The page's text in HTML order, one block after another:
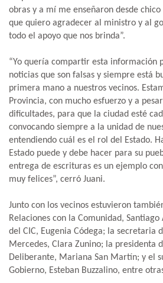
obras y a mí me enseñaron desde
que quiero agradecer al ministro y al
todo el apoyo que nos brinda”.
“Yo quería compartir esta información
noticias que son falsas y siempre está
primera mano a nuestros vecinos.
Provincia, con mucho esfuerzo y a
dificultades, para que la ciudad esté
convocando siempre a la unidad de
entendiendo cuál es el rol del Estado.
Estado puede y debe hacer para su
entrega de escrituras es un ejemplo
muy felices”, cerró Juani.
Junto con los vecinos estuvieron
Relaciones con la Comunidad,
del CIC, Eugenia Códega; la secretaria
Mercedes, Clara Zunino; la presidenta
Deliberante, Mariana San Martín; y el
Gobierno, Esteban Buzzalino, entre